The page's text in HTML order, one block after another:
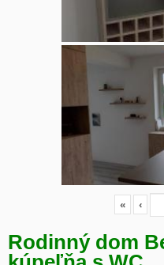
« ‹
Rodinný dom